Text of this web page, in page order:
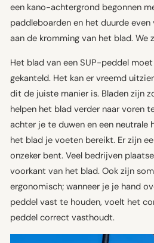
een kano-achtergrond begonnen
paddleboarden en het duurde
aan de kromming van het blad. We
Het blad van een SUP-peddel
gekanteld. Het kan er vreemd
dit de juiste manier is. Bladen zijn
helpen het blad verder naar voren
achter je te duwen en een neutrale
het blad je voeten bereikt. Er zijn
onzeker bent. Veel bedrijven
voorkant van het blad. Ook zijn
ergonomisch; wanneer je je hand
peddel vast te houden, voelt het
peddel correct vasthoudt.